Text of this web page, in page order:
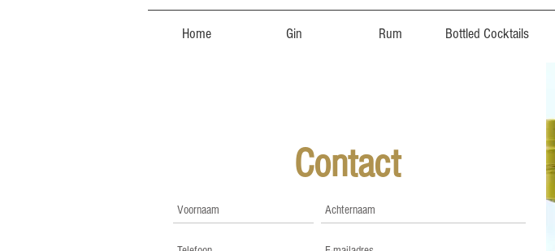
Home Gin Rum Bottled Cocktails
Contact